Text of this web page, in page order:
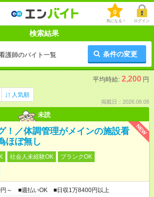
0
気になる！ ログイン
検索結果
護師のバイト一覧 条件の変更
平均時給: 2,200 円
人気順
掲載日：2026.08.08
未読
NEW
！／体調管理がメインの施設看
ほぼ無し
社会人未経験OK
ブランクOK
円～ ■週払いOK ■日収1万8400円以上